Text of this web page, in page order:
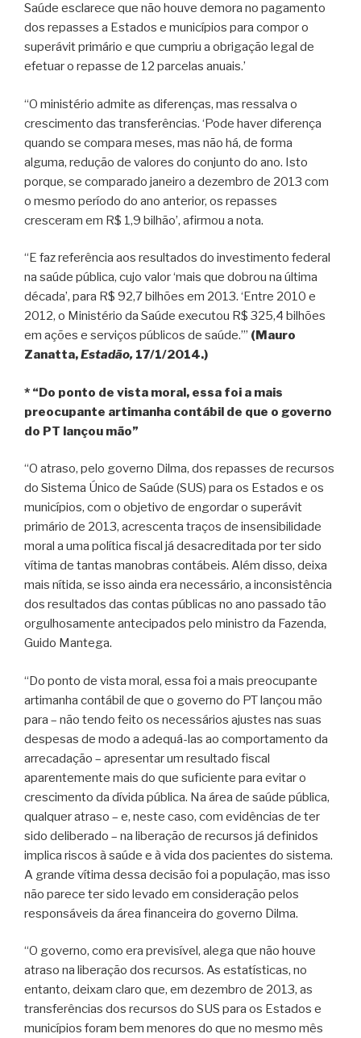
Saúde esclarece que não houve demora no pagamento
dos repasses a Estados e municípios para compor o
superávit primário e que cumpriu a obrigação legal de
efetuar o repasse de 12 parcelas anuais.’
“O ministério admite as diferenças, mas ressalva o
crescimento das transferências. ‘Pode haver diferença
quando se compara meses, mas não há, de forma
alguma, redução de valores do conjunto do ano. Isto
porque, se comparado janeiro a dezembro de 2013 com
o mesmo período do ano anterior, os repasses
cresceram em R$ 1,9 bilhão’, afirmou a nota.
“E faz referência aos resultados do investimento federal
na saúde pública, cujo valor ‘mais que dobrou na última
década’, para R$ 92,7 bilhões em 2013. ‘Entre 2010 e
2012, o Ministério da Saúde executou R$ 325,4 bilhões
em ações e serviços públicos de saúde.’” (Mauro
Zanatta,Estadão, 17/1/2014.)
* “Do ponto de vista moral, essa foi a mais
preocupante artimanha contábil de que o governo
do PT lançou mão”
“O atraso, pelo governo Dilma, dos repasses de recursos
do Sistema Único de Saúde (SUS) para os Estados e os
municípios, com o objetivo de engordar o superávit
primário de 2013, acrescenta traços de insensibilidade
moral a uma política fiscal já desacreditada por ter sido
vítima de tantas manobras contábeis. Além disso, deixa
mais nítida, se isso ainda era necessário, a inconsistência
dos resultados das contas públicas no ano passado tão
orgulhosamente antecipados pelo ministro da Fazenda,
Guido Mantega.
“Do ponto de vista moral, essa foi a mais preocupante
artimanha contábil de que o governo do PT lançou mão
para – não tendo feito os necessários ajustes nas suas
despesas de modo a adequá-las ao comportamento da
arrecadação – apresentar um resultado fiscal
aparentemente mais do que suficiente para evitar o
crescimento da dívida pública. Na área de saúde pública,
qualquer atraso – e, neste caso, com evidências de ter
sido deliberado – na liberação de recursos já definidos
implica riscos à saúde e à vida dos pacientes do sistema.
A grande vítima dessa decisão foi a população, mas isso
não parece ter sido levado em consideração pelos
responsáveis da área financeira do governo Dilma.
“O governo, como era previsível, alega que não houve
atraso na liberação dos recursos. As estatísticas, no
entanto, deixam claro que, em dezembro de 2013, as
transferências dos recursos do SUS para os Estados e
municípios foram bem menores do que no mesmo mês